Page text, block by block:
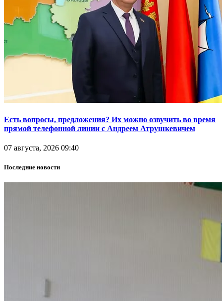
Есть вопросы, предложения? Их можно озвучить во время
прямой телефонной линии с Андреем Атрушкевичем
07 августа, 2026 09:40
Последние новости